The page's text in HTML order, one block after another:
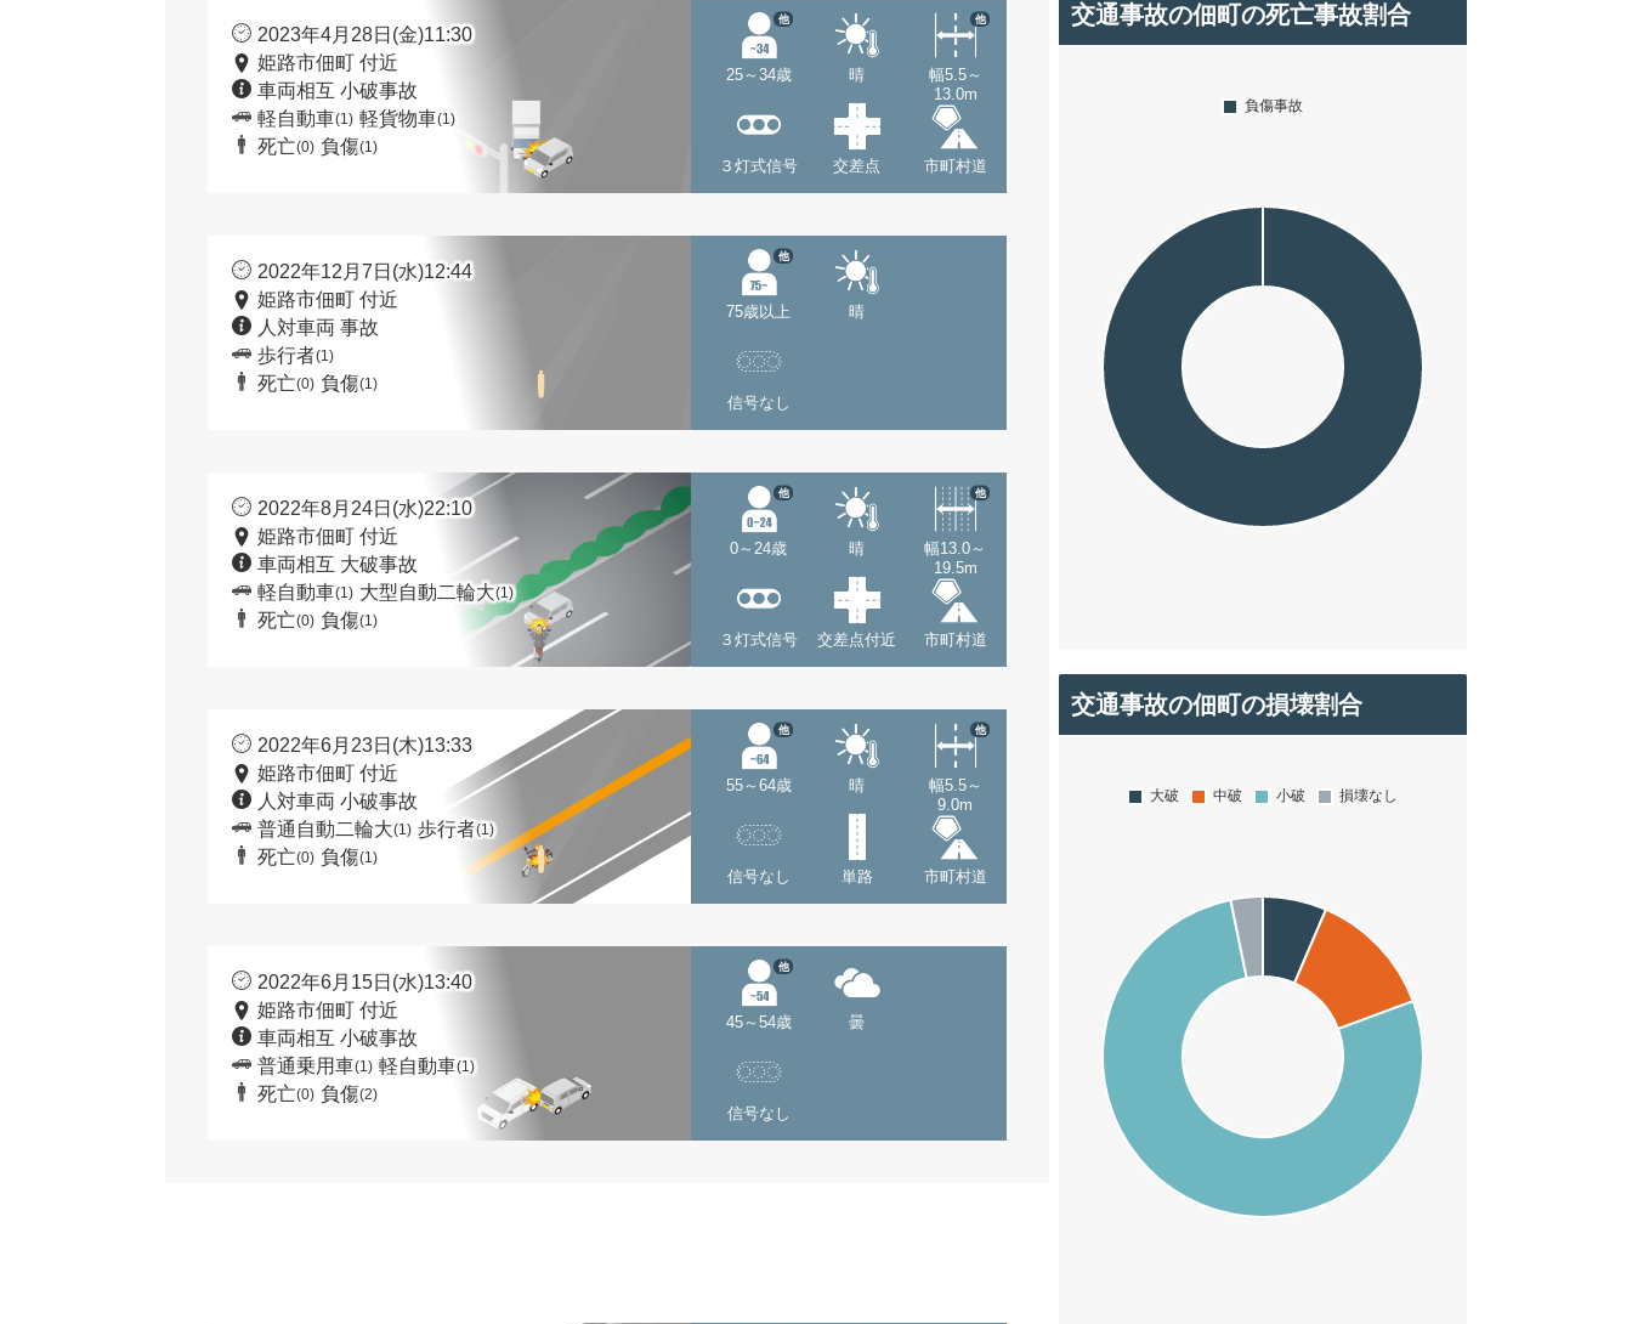
2023年4月28日(金)11:30
姫路市佃町 付近
車両相互 小破事故
軽自動車(1) 軽貨物車(1)
死亡(0) 負傷(1)
25～34歳
他
晴
幅5.5～
13.0m
他
３灯式信号 交差点 市町村道
2022年12月7日(水)12:44
姫路市佃町 付近
人対車両 事故
歩行者(1)
死亡(0) 負傷(1)
75歳以上
他
晴
信号なし
2022年8月24日(水)22:10
姫路市佃町 付近
車両相互 大破事故
軽自動車(1) 大型自動二輪大(1)
死亡(0) 負傷(1)
0～24歳
他
晴
幅13.0～
19.5m
他
３灯式信号 交差点付近 市町村道
2022年6月23日(木)13:33
姫路市佃町 付近
人対車両 小破事故
普通自動二輪大(1) 歩行者(1)
死亡(0) 負傷(1)
55～64歳
他
晴
幅5.5～
9.0m
他
信号なし 単路 市町村道
2022年6月15日(水)13:40
姫路市佃町 付近
車両相互 小破事故
普通乗用車(1) 軽自動車(1)
死亡(0) 負傷(2)
45～54歳
他
曇
信号なし
交通事故の佃町の死亡事故割合
交通事故の佃町の損壊割合